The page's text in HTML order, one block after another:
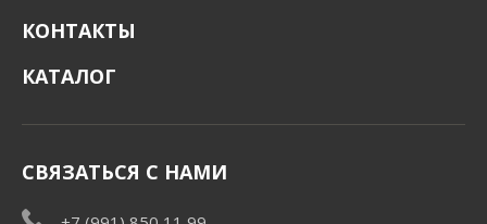
КОНТАКТЫ
КАТАЛОГ
СВЯЗАТЬСЯ С НАМИ